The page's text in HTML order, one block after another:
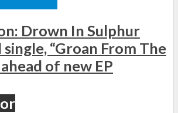
Drown In Sulphur
“Groan From The
of new EP